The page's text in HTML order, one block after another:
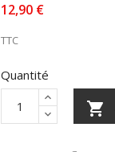
12,90 €
TTC
Quantité
